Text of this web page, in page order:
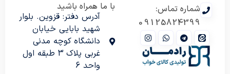
شماره تماس:
09125824399
با ما همراه باشید
آدرس دفتر: قزوین. بلوار
شهید بابایی خیابان
دانشگاه کوچه مدنی
غربی پلاک 3 طبقه اول
واحد 6